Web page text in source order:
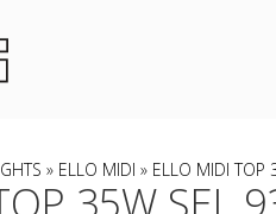
» ELLO MIDI » ELLO MIDI TOP